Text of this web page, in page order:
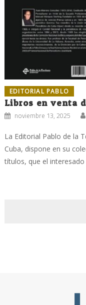
EDITORIAL PABLO
Libros en venta
noviembre 13, 2025
La Editorial Pablo de la
Cuba, dispone en su
títulos, que el